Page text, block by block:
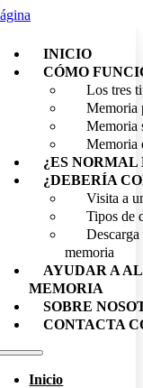
INICIO
CÓMO
Los tres
Memoria
Memoria
Memoria
¿ES
¿DEBERÍA
Visita a
Tipos de
memoria
AYUDAR A
MEMORIA
SOBRE
CONTACTA
Inicio